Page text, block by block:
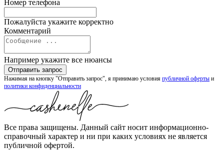
Номер телефона
Пожалуйста укажите корректно
Комментарий
Например укажите все нюансы
Нажимая на кнопку "Отправить запрос", я принимаю условия публичной оферты и
политики конфиденциальности
Все права защищены. Данный сайт носит информационно-
справочный характер и ни при каких условиях не является
публичной офертой.